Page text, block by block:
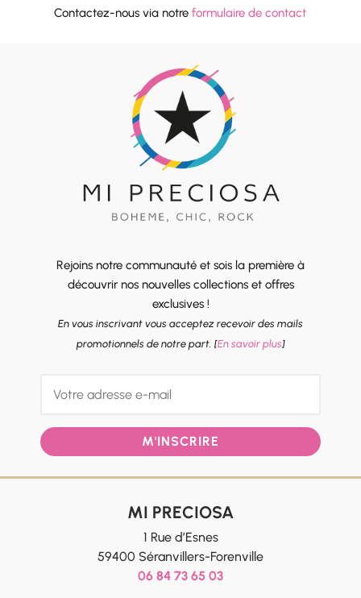
Contactez-nous via notreformulaire de contact
Rejoins notre communauté et sois la première à
découvrir nos nouvelles collections et offres
exclusives !
En vous inscrivant vous acceptez recevoir des mails
promotionnels de notre part. [En savoir plus]
M'INSCRIRE
MI PRECIOSA
1 Rue d’Esnes
59400 Séranvillers-Forenville
06 84 73 65 03